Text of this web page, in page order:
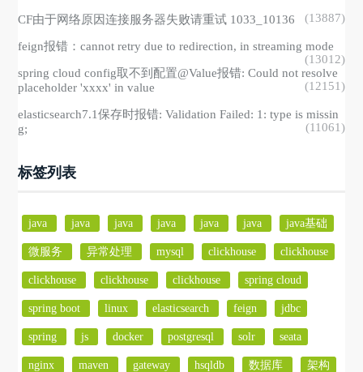
CF由于网络原因连接服务器失败请重试 1033_10136 (13887)
feign报错：cannot retry due to redirection, in streaming mode
(13012)
spring cloud config取不到配置@Value报错: Could not resolve
placeholder 'xxxx' in value
(12151)
elasticsearch7.1保存时报错: Validation Failed: 1: type is missin
g;
(11061)
标签列表
java java java java java java java基础
微服务 异常处理 mysql clickhouse clickhouse
clickhouse clickhouse clickhouse spring cloud
spring boot linux elasticsearch feign jdbc
spring js docker postgresql solr seata
nginx maven gateway hsqldb 数据库 架构